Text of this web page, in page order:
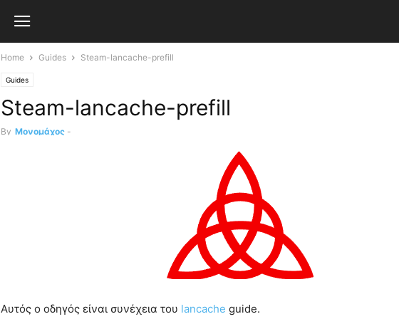
Home Guides Steam-lancache-prefill
Guides
Steam-lancache-prefill
By Μονομάχος -
Αυτός ο οδηγός είναι συνέχεια του lancache guide.